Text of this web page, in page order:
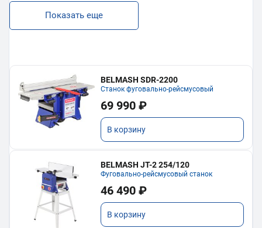
Показать еще
BELMASH SDR-2200
Станок фуговально-рейсмусовый
69 990 ₽
В корзину
BELMASH JT-2 254/120
Фуговально-рейсмусовый станок
46 490 ₽
В корзину